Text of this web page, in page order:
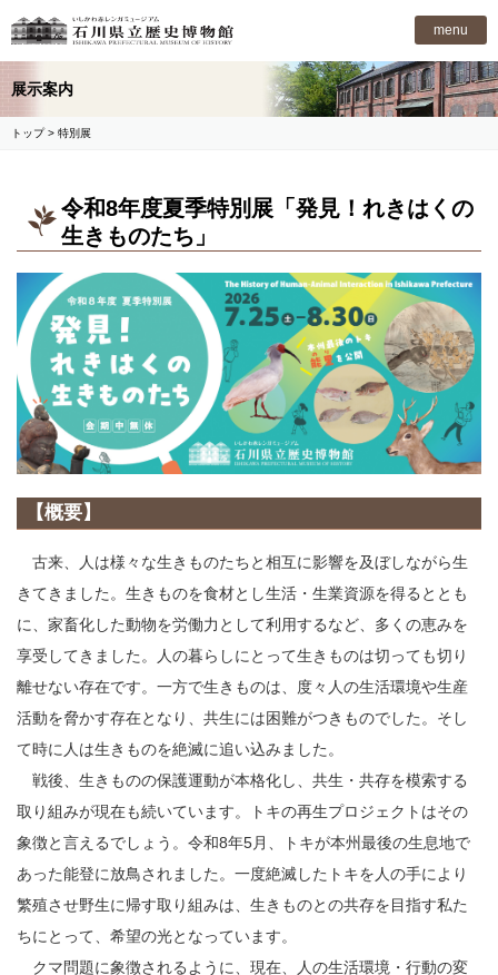
展示案内
トップ> 特別展
menu
令和8年度夏季特別展「発見！れきはくの
生きものたち」
【概要】
古来、人は様々な生きものたちと相互に影響を及ぼしながら生
きてきました。生きものを食材とし生活・生業資源を得るととも
に、家畜化した動物を労働力として利用するなど、多くの恵みを
享受してきました。人の暮らしにとって生きものは切っても切り
離せない存在です。一方で生きものは、度々人の生活環境や生産
活動を脅かす存在となり、共生には困難がつきものでした。そし
て時に人は生きものを絶滅に追い込みました。
戦後、生きものの保護運動が本格化し、共生・共存を模索する
取り組みが現在も続いています。トキの再生プロジェクトはその
象徴と言えるでしょう。令和8年5月、トキが本州最後の生息地で
あった能登に放鳥されました。一度絶滅したトキを人の手により
繁殖させ野生に帰す取り組みは、生きものとの共存を目指す私た
ちにとって、希望の光となっています。
クマ問題に象徴されるように、現在、人の生活環境・行動の変